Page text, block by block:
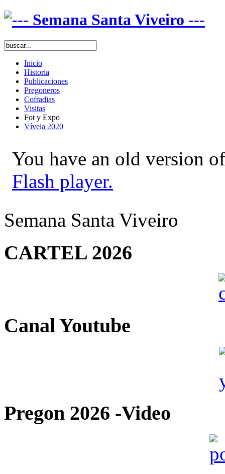
Inicio
Historia
Publicaciones
Pregoneros
Cofradias
Visitas
Fot y Expo
Vívela 2020
You have an old version
Flash player.
Semana Santa Viveiro
CARTEL 2026
Canal Youtube
Pregon 2026 -Video